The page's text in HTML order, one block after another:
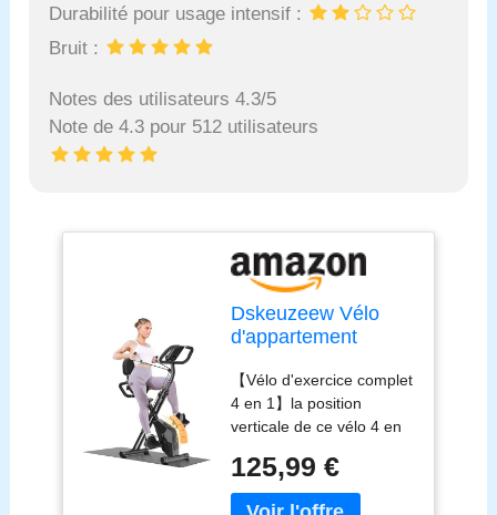
Durabilité pour usage intensif :
Bruit :
Notes des utilisateurs 4.3/5
Note de 4.3 pour 512 utilisateurs
Dskeuzeew Vélo
d'appartement
4 en 1 vélo
magnétique pliable,
vélo d'appartement
16 niveaux de
résistance, moniteur
LCD et capteur de
【Vélo d'exercice complet
4 en 1】la position
verticale de ce vélo 4 en
entraînement de haute
intensité et vous aide à
125,99 €